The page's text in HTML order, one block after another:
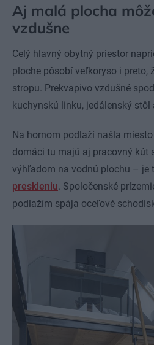
Aj malá plocha
vzdušne
Celý hlavný obytný priestor
ploche pôsobí veľkoryso i preto,
stropu. Prekvapivo vzdušné
kuchynskú linku, jedálenský stôl
Na hornom podlaží našla
domáci tu majú aj pracovný kút
výhľadom na vodnú plochu – je
preskleniu. Spoločenské
podlažím spája oceľové